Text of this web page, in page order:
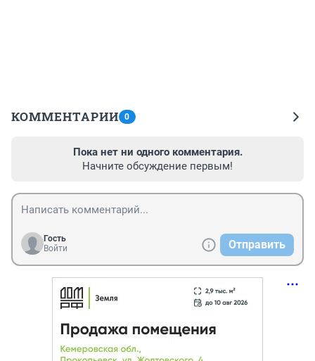
КОММЕНТАРИИ 0
Пока нет ни одного комментария.
Начните обсуждение первым!
Гость
Войти
Отправить